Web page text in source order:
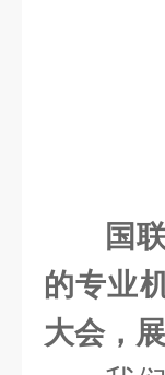
国
的专业
大会，